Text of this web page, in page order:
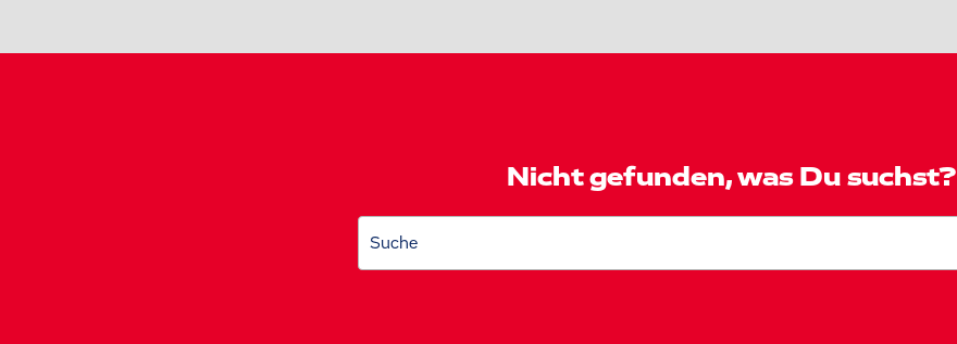
Nicht gefunden, was Du suchst?
Suche